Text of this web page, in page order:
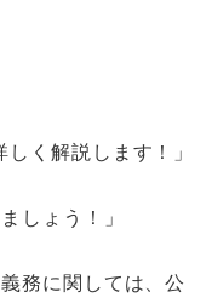
く解説します！」
しょう！」
務に関しては、公